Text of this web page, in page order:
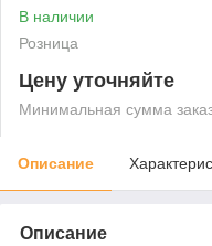
В наличии
Розница
Цену уточняйте
Минимальная сумма
Описание
Описание